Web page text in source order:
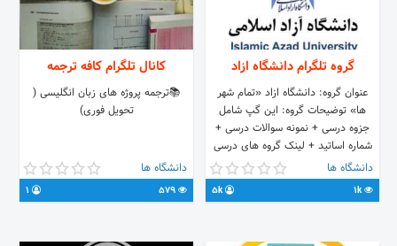
گروه تلگرام دانشگاه ازاد
عنوان گروه: دانشگاه ازاد «تمام شهر
ها» توضیحات گروه: این گپ شامل
جزوه درسی + نمونه سوالات درسی +
شماره اساتید + لینک گروه های درسی
می باشد + راهنمایی مراحل آموزش و
اداری دانشگاه + ... قوانین گروه را لطفا
رعایت کنید : هر گونه بحث( سیاسی و
دانشگاه ها
1k
5k
کانال تلگرام کافه ترجمه
📚ترجمه پروژه های زبان انگلیسی (
تحویل فوری)
دانشگاه ها